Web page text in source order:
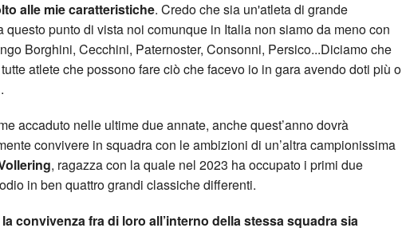
alle mie caratteristiche. Credo che sia un'atleta di grande
questo punto di vista noi comunque in Italia non siamo da meno con
Borghini, Cecchini, Paternoster, Consonni, Persico...Diciamo che
atlete che possono fare ciò che facevo io in gara avendo doti più o
accaduto nelle ultime due annate, anche quest’anno dovrà
convivere in squadra con le ambizioni di un’altra campionissima
, ragazza con la quale nel 2023 ha occupato i primi due
in ben quattro grandi classiche differenti.
convivenza fra di loro all’interno della stessa squadra sia